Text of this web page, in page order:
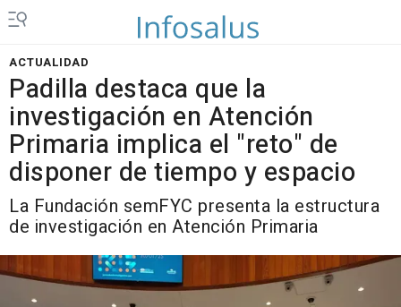
ACTUALIDAD
Padilla destaca que la
investigación en Atención
Primaria implica el "reto" de
disponer de tiempo y espacio
La Fundación semFYC presenta la estructura
de investigación en Atención Primaria